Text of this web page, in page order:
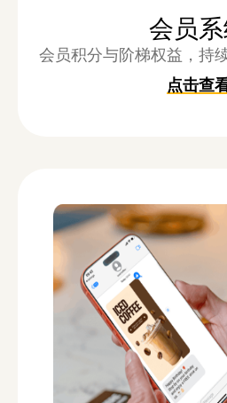
会员
会员积分与阶梯权益，持
点击查